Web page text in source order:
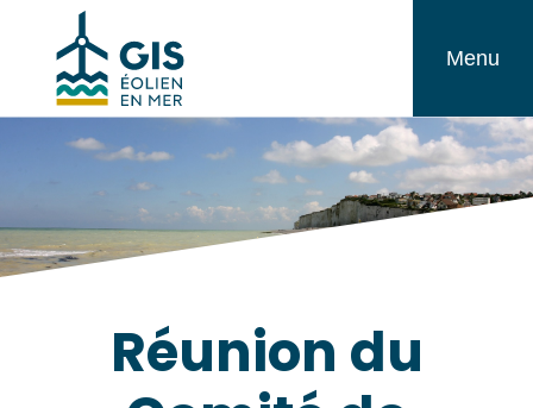
contenu
en
Mer
Menu
Réunion du